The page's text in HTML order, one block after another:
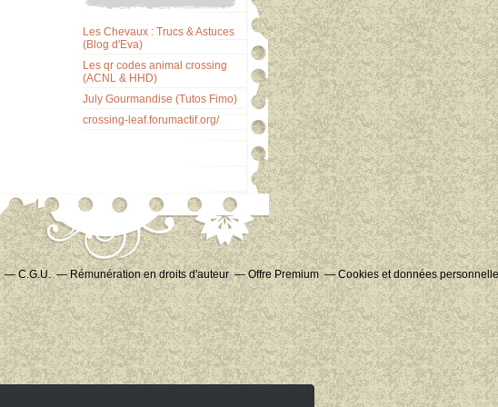
Les Chevaux : Trucs & Astuces
(Blog d'Eva)
Les qr codes animal crossing
(ACNL & HHD)
July Gourmandise (Tutos Fimo)
crossing-leaf.forumactif.org/
C.G.U. Rémunération en droits d'auteur Offre Premium
Cookies et données